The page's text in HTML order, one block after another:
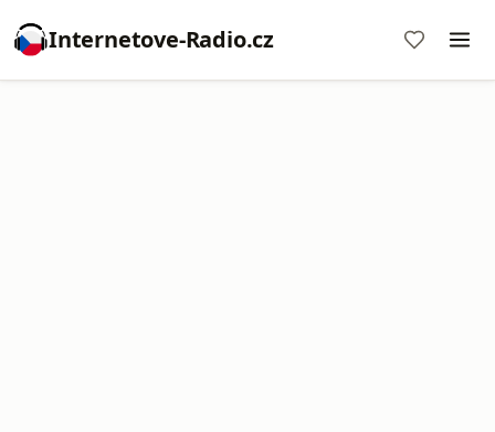
Internetove-Radio.cz